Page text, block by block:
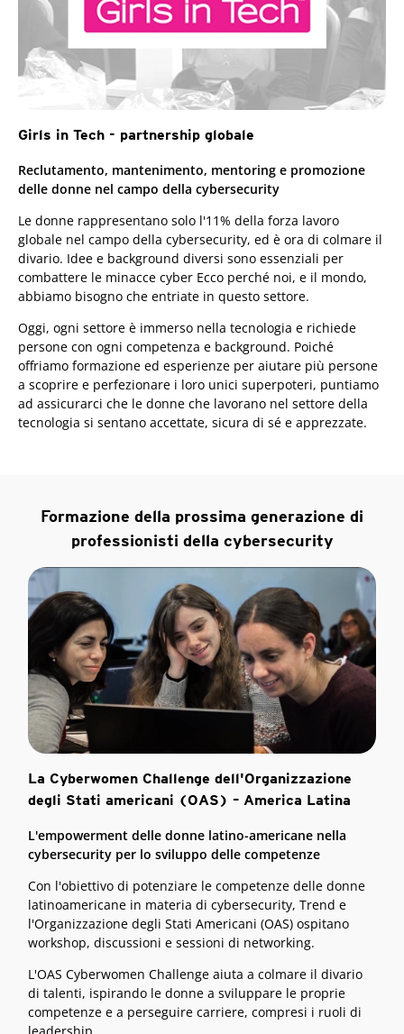
Girls in Tech - partnership globale
Reclutamento, mantenimento, mentoring e promozione
delle donne nel campo della cybersecurity
Le donne rappresentano solo l'11% della forza lavoro
globale nel campo della cybersecurity, ed è ora di colmare il
divario. Idee e background diversi sono essenziali per
combattere le minacce cyber Ecco perché noi, e il mondo,
abbiamo bisogno che entriate in questo settore.
Oggi, ogni settore è immerso nella tecnologia e richiede
persone con ogni competenza e background. Poiché
offriamo formazione ed esperienze per aiutare più persone
a scoprire e perfezionare i loro unici superpoteri, puntiamo
ad assicurarci che le donne che lavorano nel settore della
tecnologia si sentano accettate, sicura di sé e apprezzate.
Formazione della prossima generazione di
professionisti della cybersecurity
La Cyberwomen Challenge dell'Organizzazione
degli Stati americani (OAS) – America Latina
L'empowerment delle donne latino-americane nella
cybersecurity per lo sviluppo delle competenze
Con l'obiettivo di potenziare le competenze delle donne
latinoamericane in materia di cybersecurity, Trend e
l'Organizzazione degli Stati Americani (OAS) ospitano
workshop, discussioni e sessioni di networking.
L'OAS Cyberwomen Challenge aiuta a colmare il divario
di talenti, ispirando le donne a sviluppare le proprie
competenze e a perseguire carriere, compresi i ruoli di